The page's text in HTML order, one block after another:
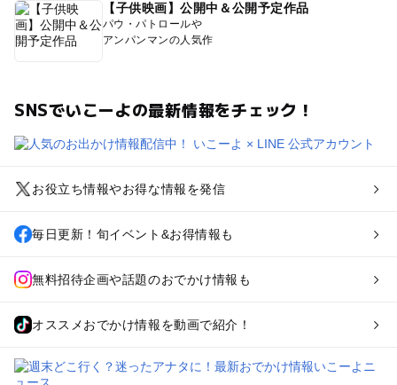
【子供映画】公開中＆公開予定作品
パウ・パトロールや
アンパンマンの人気作
SNSでいこーよの最新情報をチェック！
お役立ち情報やお得な情報を発信
毎日更新！旬イベント&お得情報も
無料招待企画や話題のおでかけ情報も
オススメおでかけ情報を動画で紹介！